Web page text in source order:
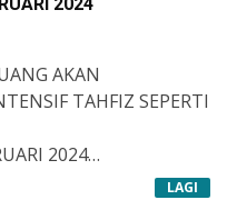
AKAN
TAHFIZ SEPERTI
2024
LAGI